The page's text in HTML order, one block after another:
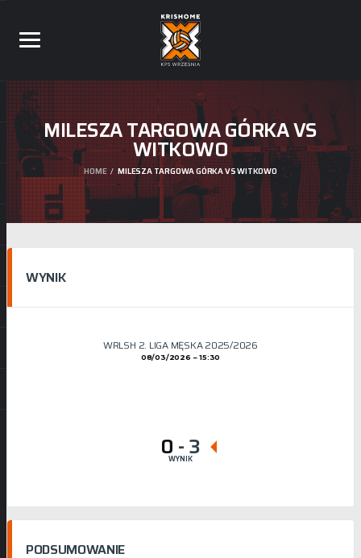
MILESZA TARGOWA GÓRKA VS
WITKOWO
HOME MILESZA TARGOWA GÓRKA VS WITKOWO
WYNIK
WRLSH 2. LIGA MĘSKA 2025/2026
08/03/2026 15:30
0 -3
WYNIK
PODSUMOWANIE